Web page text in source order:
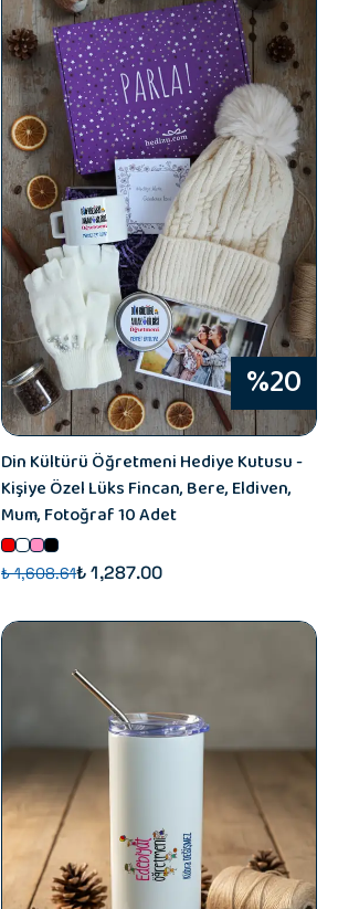
%20
Din Kültürü Öğretmeni Hediye Kutusu -
Kişiye Özel Lüks Fincan, Bere, Eldiven,
Mum, Fotoğraf 10 Adet
₺ 1,608.61₺ 1,287.00